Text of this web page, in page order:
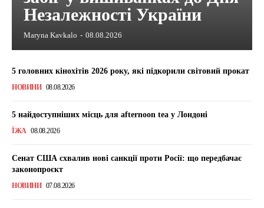
Незалежності України
Maryna Kavkalo - 08.08.2026
5 головних кінохітів 2026 року, які підкорили світовий прокат
НОВИНИ 08.08.2026
5 найдоступніших місць для afternoon tea у Лондоні
ЇЖА 08.08.2026
Сенат США схвалив нові санкції проти Росії: що передбачає
законопроєкт
НОВИНИ 07.08.2026